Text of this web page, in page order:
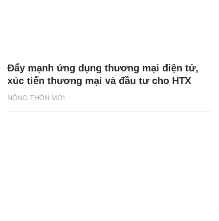
NÔNG THÔN MỚI
Đẩy mạnh ứng dụng thương mại điện tử,
xúc tiến thương mại và đầu tư cho HTX